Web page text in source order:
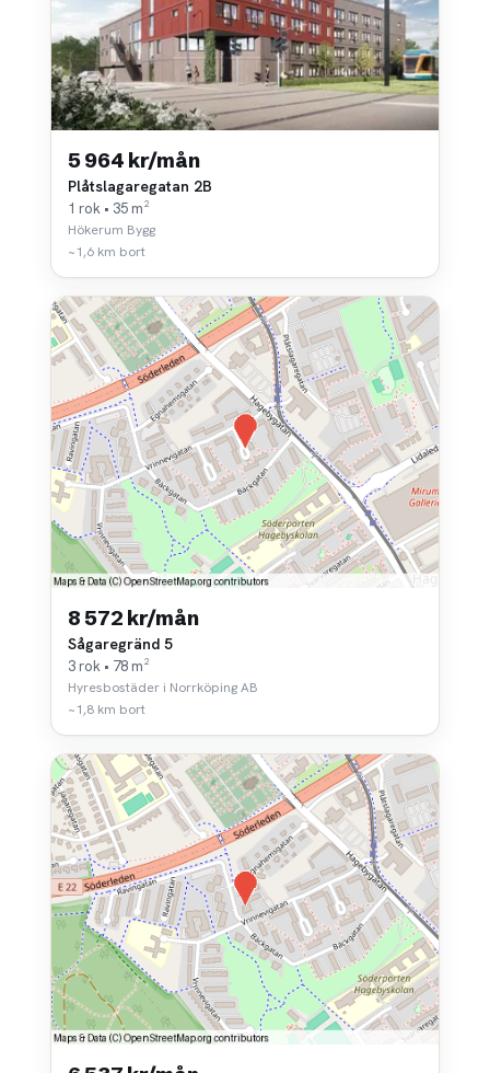
5 964 kr/mån
Plåtslagaregatan 2B
1 rok • 35 m²
Hökerum Bygg
~1,6 km bort
8 572 kr/mån
Sågaregränd 5
3 rok • 78 m²
Hyresbostäder i Norrköping AB
~1,8 km bort